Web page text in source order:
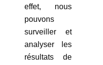
effet, nous
pouvons
surveiller et
analyser les
résultats de